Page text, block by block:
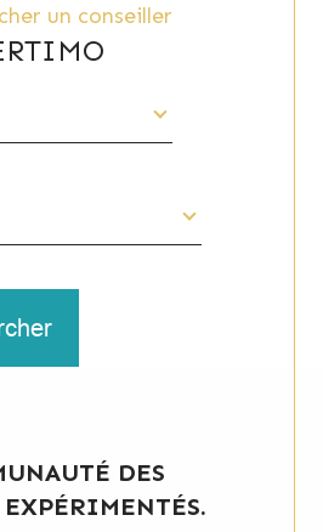
un conseiller
DES